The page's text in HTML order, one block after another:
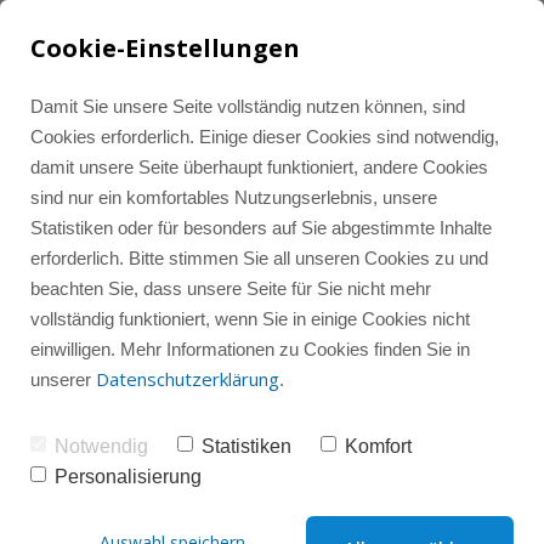
LinkedIn Marketing
Instagram Marketing
Instagram-Gruppencoaching
Sparring
Alle Beiträge
Instagram
LinkedIn
Social Media
Tools und Ressourcen
Instagram-Wissenshub
Instagram-Check
Artikel rund um
LinkedIn - Tipps für
mehr Struktur und
Sichbarkeit
Social Media
Cookie-Einstellungen
Damit Sie unsere Seite vollständig nutzen können, sind
Cookies erforderlich. Einige dieser Cookies sind notwendig,
damit unsere Seite überhaupt funktioniert, andere Cookies
sind nur ein komfortables Nutzungserlebnis, unsere
Statistiken oder für besonders auf Sie abgestimmte Inhalte
erforderlich. Bitte stimmen Sie all unseren Cookies zu und
beachten Sie, dass unsere Seite für Sie nicht mehr
vollständig funktioniert, wenn Sie in einige Cookies nicht
einwilligen. Mehr Informationen zu Cookies finden Sie in
unserer Datenschutzerklärung.
Notwendig Statistiken
Komfort
Personalisierung